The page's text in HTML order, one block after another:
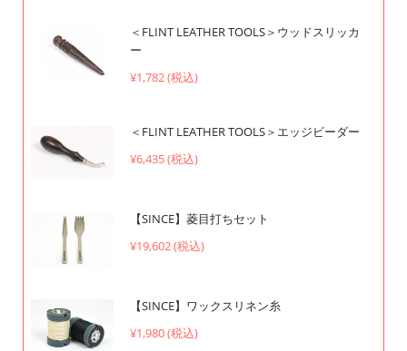
＜FLINT LEATHER TOOLS＞ウッドスリッカ
ー
¥1,782 (税込)
＜FLINT LEATHER TOOLS＞エッジビーダー
¥6,435 (税込)
【SINCE】菱目打ちセット
¥19,602 (税込)
【SINCE】ワックスリネン糸
¥1,980 (税込)